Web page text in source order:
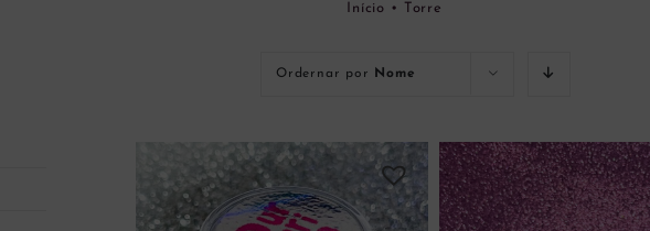
Início • Torre
Ordernar por Nome